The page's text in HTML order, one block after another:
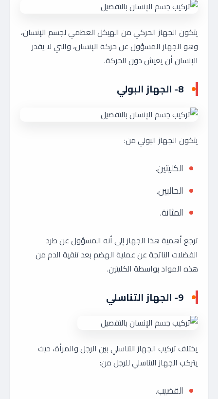
يتكون الجهاز الحركي من الهيكل العظمي لجسم الإنسان،
وهو الجهاز المسؤول عن حركة الإنسان، والتي لا يقدر
الإنسان أن يعيش دون الحركة.
8- الجهاز البولي
يتكون الجهاز البولي من:
الكليتين.
الحالبين.
المثانة.
ترجع أهمية هذا الجهاز إلى أنه المسؤول عن طرد
الفضلات الناتجة عن عملية الهضم بعد تنقية الدم من
هذه المواد بواسطة الكليتين.
9- الجهاز التناسلي
يختلف تركيب الجهاز التناسلي بين الرجل والمرأة، حيث
يتركب الجهاز التناسلي للرجل من:
القضيب.